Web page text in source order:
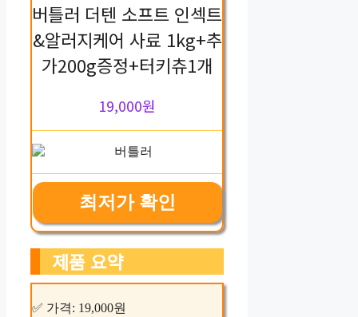
버틀러 더텐 소프트 인섹트
&알러지케어 사료 1kg+추
가200g증정+터키츄1개
19,000원
최저가 확인
제품 요약
✅ 가격: 19,000원